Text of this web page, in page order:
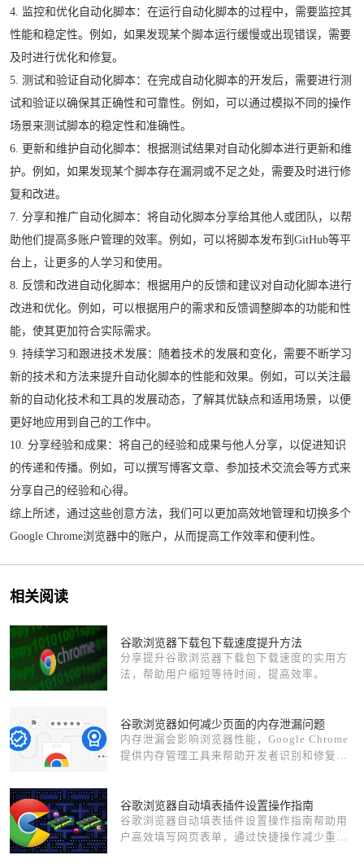
4. 监控和优化自动化脚本：在运行自动化脚本的过程中，需要监控其
性能和稳定性。例如，如果发现某个脚本运行缓慢或出现错误，需要
及时进行优化和修复。
5. 测试和验证自动化脚本：在完成自动化脚本的开发后，需要进行测
试和验证以确保其正确性和可靠性。例如，可以通过模拟不同的操作
场景来测试脚本的稳定性和准确性。
6. 更新和维护自动化脚本：根据测试结果对自动化脚本进行更新和维
护。例如，如果发现某个脚本存在漏洞或不足之处，需要及时进行修
复和改进。
7. 分享和推广自动化脚本：将自动化脚本分享给其他人或团队，以帮
助他们提高多账户管理的效率。例如，可以将脚本发布到GitHub等平
台上，让更多的人学习和使用。
8. 反馈和改进自动化脚本：根据用户的反馈和建议对自动化脚本进行
改进和优化。例如，可以根据用户的需求和反馈调整脚本的功能和性
能，使其更加符合实际需求。
9. 持续学习和跟进技术发展：随着技术的发展和变化，需要不断学习
新的技术和方法来提升自动化脚本的性能和效果。例如，可以关注最
新的自动化技术和工具的发展动态，了解其优缺点和适用场景，以便
更好地应用到自己的工作中。
10. 分享经验和成果：将自己的经验和成果与他人分享，以促进知识
的传递和传播。例如，可以撰写博客文章、参加技术交流会等方式来
分享自己的经验和心得。
综上所述，通过这些创意方法，我们可以更加高效地管理和切换多个
Google Chrome浏览器中的账户，从而提高工作效率和便利性。
相关阅读
谷歌浏览器下载包下载速度提升方法
分享提升谷歌浏览器下载包下载速度的实用方
法，帮助用户缩短等待时间，提高效率。
谷歌浏览器如何减少页面的内存泄漏问题
内存泄漏会影响浏览器性能，Google Chrome
提供内存管理工具来帮助开发者识别和修复内
谷歌浏览器自动填表插件设置操作指南
谷歌浏览器自动填表插件设置操作指南帮助用
户高效填写网页表单，通过快捷操作减少重复